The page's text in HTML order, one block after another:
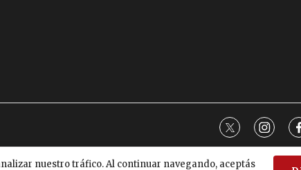
nuestro tráfico. Al continuar navegando, aceptás
twitter